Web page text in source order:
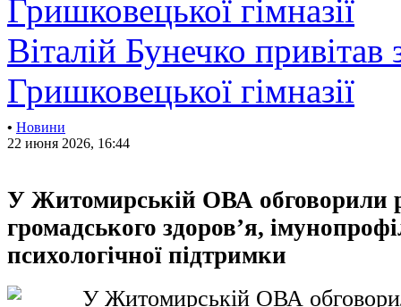
Віталій Бунечко
Гришковецької гімназії
• Новини
22 июня 2026, 16:44
У Житомирській ОВА обговорили
громадського здоров’я,
психологічної підтримки